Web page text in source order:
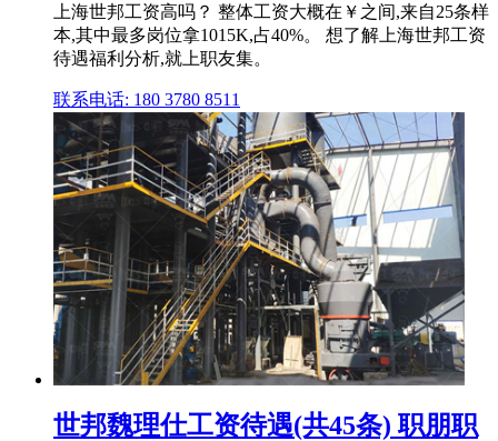
上海世邦工资高吗？ 整体工资大概在￥之间,来自25条样
本,其中最多岗位拿1015K,占40%。 想了解上海世邦工资
待遇福利分析,就上职友集。
联系电话: 180 3780 8511
世邦魏理仕工资待遇(共45条) 职朋职